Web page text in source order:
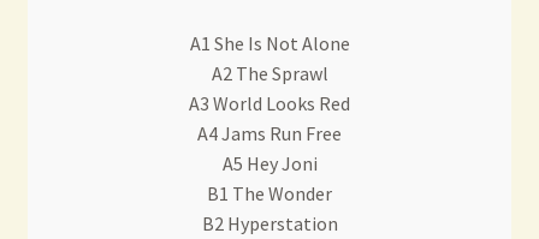
A1 She Is Not Alone
A2 The Sprawl
A3 World Looks Red
A4 Jams Run Free
A5 Hey Joni
B1 The Wonder
B2 Hyperstation